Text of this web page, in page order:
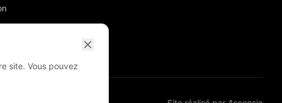
site. Vous pouvez